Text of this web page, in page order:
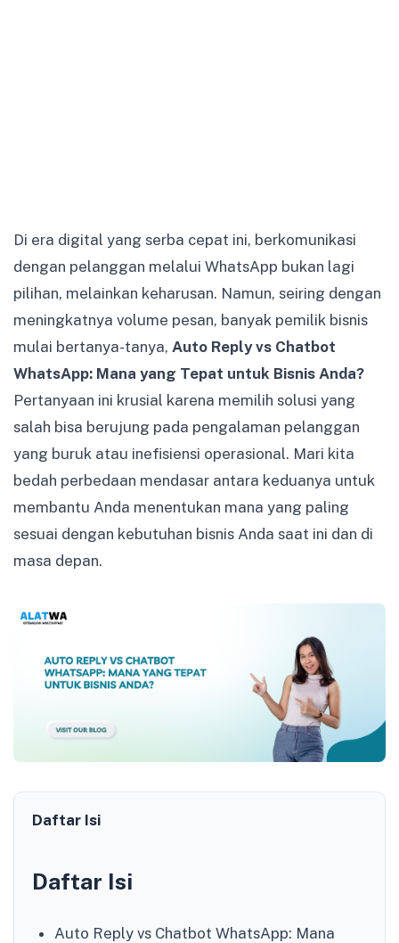
Di era digital yang serba cepat ini, berkomunikasi
dengan pelanggan melalui WhatsApp bukan lagi
pilihan, melainkan keharusan. Namun, seiring dengan
meningkatnya volume pesan, banyak pemilik bisnis
mulai bertanya-tanya, Auto Reply vs Chatbot
WhatsApp: Mana yang Tepat untuk Bisnis Anda?
Pertanyaan ini krusial karena memilih solusi yang
salah bisa berujung pada pengalaman pelanggan
yang buruk atau inefisiensi operasional. Mari kita
bedah perbedaan mendasar antara keduanya untuk
membantu Anda menentukan mana yang paling
sesuai dengan kebutuhan bisnis Anda saat ini dan di
masa depan.
Daftar Isi
Daftar Isi
Auto Reply vs Chatbot WhatsApp: Mana